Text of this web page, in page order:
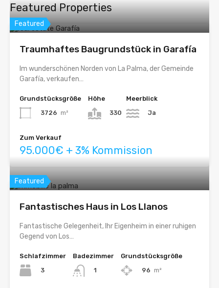
Featured Properties
Featured
Traumhaftes Baugrundstück in Garafía
Im wunderschönen Norden von La Palma, der Gemeinde
Garafía, verkaufen…
Grundstücksgröße
3726 m²
Höhe
330
Meerblick
Ja
Zum Verkauf
95.000€ + 3% Kommission
Featured
Fantastisches Haus in Los Llanos
Fantastische Gelegenheit, Ihr Eigenheim in einer ruhigen
Gegend von Los…
Schlafzimmer
3
Badezimmer
1
Grundstücksgröße
96 m²